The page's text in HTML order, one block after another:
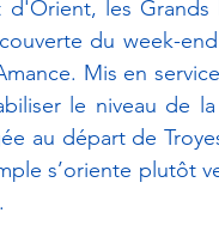
les
du week-
Mis en
le niveau de
au départ de
s’oriente plutôt